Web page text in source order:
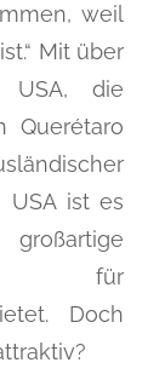
weil
Mit über
USA, die
Querétaro
USA ist es
großartige
für
Doch